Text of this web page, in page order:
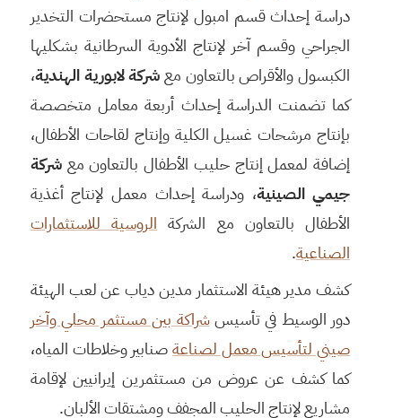
دراسة إحداث قسم امبول لإنتاج مستحضرات التخدير
الجراحي وقسم آخر لإنتاج الأدوية السرطانية بشكليها
الكبسول والأقراص بالتعاون معشركة لابورية الهندية،
كما تضمنت الدراسة إحداث أربعة معامل متخصصة
بإنتاج مرشحات غسيل الكلية وإنتاج لقاحات الأطفال،
إضافة لمعمل إنتاج حليب الأطفال بالتعاون معشركة
جيمي الصينية، ودراسة إحداث معمل لإنتاج أغذية
الأطفال بالتعاون مع الشركة الروسية للاستثمارات
الصناعية.
كشف مدير هيئة الاستثمار مدين دياب عن لعب الهيئة
دور الوسيط في تأسيسشراكة بين مستثمر محلي وآخر
صيني لتأسيس معمل لصناعةصنابير وخلاطات المياه،
كما كشف عن عروض من مستثمرين إيرانيين لإقامة
مشاريع لإنتاج الحليب المجفف ومشتقات الألبان.